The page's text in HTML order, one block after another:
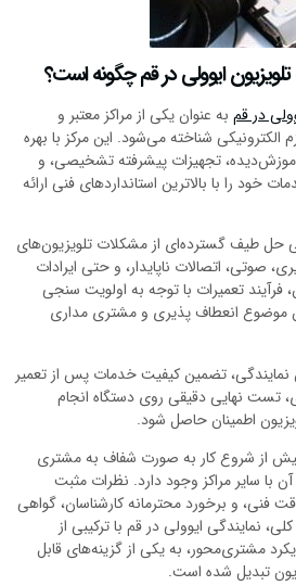
ایوولی در قم چگونه است؟
در قم به عنوان یکی از مراکز معتبر و
شناخته می‌شود. این مرکز با بهره
تجهیزات پیشرفته تشخیصی، و
خود را با بالاترین استانداردهای فنی ارائه
حل طیف گسترده‌ای از مشکلات تلویزیون‌های
صوتی، اتصالات ناپایدار، و حتی ایرادات
فرآیند تعمیرات با توجه به اولویت سنجی
موضوع انعطاف پذیری و مشتری مداری
نمایندگی، تضمین کیفیت خدمات پس از تعمیر
تست نهایی دقیقی روی دستگاه انجام
اطمینان حاصل شود.
از شروع کار به صورت شفاف به مشتری
با سایر مراکز وجود دارد. نظرات مثبت
فنی، و برخورد محترمانه کارشناسان، گواهی
نمایندگی ایوولی در قم با ترکیبی از
مشتری‌محور، به یکی از گزینه‌های قابل
تبدیل شده است.